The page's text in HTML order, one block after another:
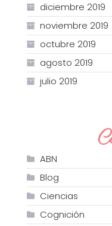
diciembre 2019
noviembre 2019
octubre 2019
agosto 2019
julio 2019
ABN
Blog
Ciencias
Cognición